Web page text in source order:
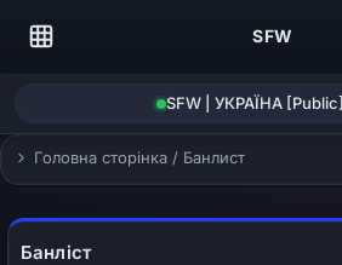
SFW
SFW | УКРАЇНА [Public]
Головна сторінка / Банлист
Банліст